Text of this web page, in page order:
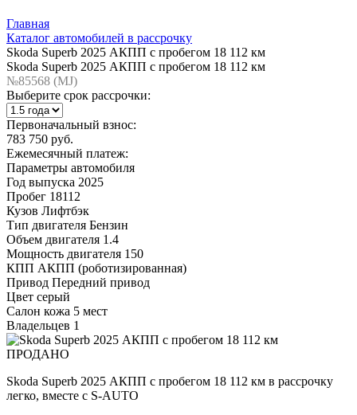
Главная
Каталог автомобилей в рассрочку
Skoda Superb 2025 АКПП с пробегом 18 112 км
Skoda Superb 2025 АКПП с пробегом 18 112 км
№85568 (МJ)
Выберите срок рассрочки:
Первоначальный взнос:
783 750 руб.
Ежемесячный платеж:
Параметры автомобиля
Год выпуска 2025
Пробег 18112
Кузов Лифтбэк
Тип двигателя Бензин
Объем двигателя 1.4
Мощность двигателя 150
КПП АКПП (роботизированная)
Привод Передний привод
Цвет серый
Салон кожа 5 мест
Владельцев 1
ПРОДАНО
Skoda Superb 2025 АКПП с пробегом 18 112 км в рассрочку
легко, вместе с S-AUTO